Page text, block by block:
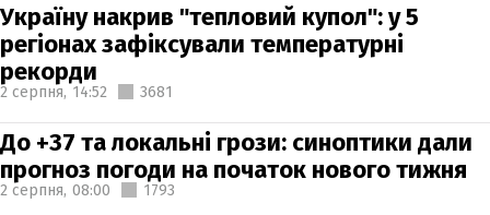
Україну накрив "тепловий купол": у 5
регіонах зафіксували температурні
рекорди
2 серпня, 14:52 3681
До +37 та локальні грози: синоптики дали
прогноз погоди на початок нового тижня
2 серпня, 08:00 1793